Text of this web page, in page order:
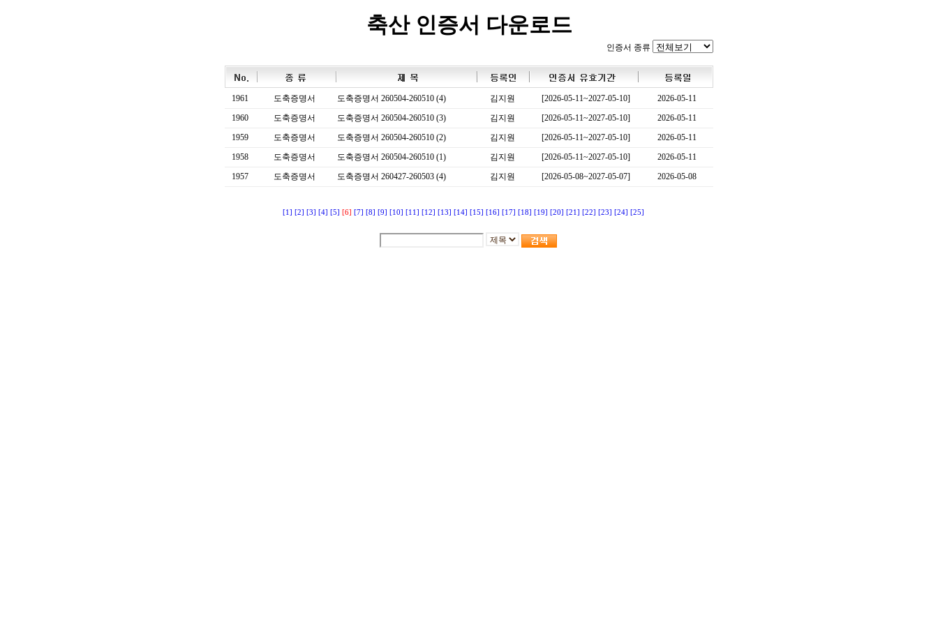
축산 인증서 다운로드
인증서 종류
1961 도축증명서 도축증명서 260504-260510 (4) 김지원 [2026-05-11~2027-05-10]
2026-05-11
1960
도축증명서 도축증명서 260504-260510 (3) 김지원 [2026-05-11~2027-05-10]
2026-05-11
1959
도축증명서 도축증명서 260504-260510 (2) 김지원 [2026-05-11~2027-05-10]
2026-05-11
1958
도축증명서 도축증명서 260504-260510 (1) 김지원 [2026-05-11~2027-05-10]
2026-05-11
1957
도축증명서 도축증명서 260427-260503 (4) 김지원 [2026-05-08~2027-05-07] 2026-05-08
[1] [2] [3] [4] [5] [6] [7] [8] [9] [10] [11] [12] [13] [14] [15] [16] [17] [18] [19] [20] [21] [22] [23] [24] [25]